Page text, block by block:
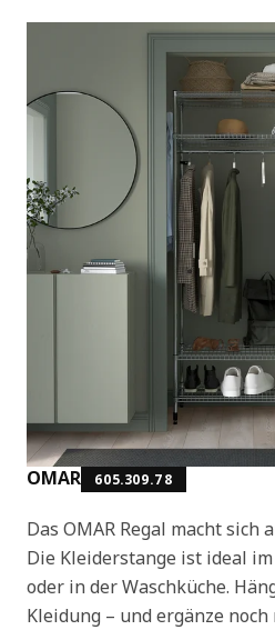
OMAR 605.309.78
Das OMAR Regal macht sich
Die Kleiderstange ist ideal
oder in der Waschküche.
Kleidung – und ergänze